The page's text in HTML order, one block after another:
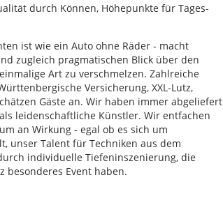
durch Können, Höhepunkte für Tages-
ist wie ein Auto ohne Räder - macht
zugleich pragmatischen Blick über den
Art zu verschmelzen. Zahlreiche
Versicherung, XXL-Lutz,
Gäste an. Wir haben immer abgeliefert
leidenschaftliche Künstler. Wir entfachen
an Wirkung - egal ob es sich um
unser Talent für Techniken aus dem
individuelle Tiefeninszenierung, die
besonderes Event haben.